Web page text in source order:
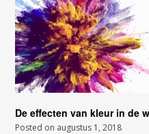
De effecten van kleur in de
Posted on augustus 1, 2018